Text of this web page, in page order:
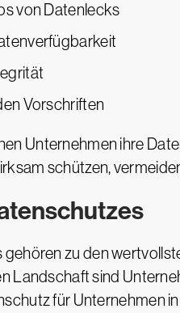
von Datenlecks
Vorschriften
Unternehmen ihre
schützen,
gehören zu den
Landschaft sind
für Unternehmen